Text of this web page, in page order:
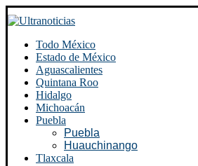
Todo México
Estado de México
Aguascalientes
Quintana Roo
Hidalgo
Michoacán
Puebla
Puebla
Huauchinango
Tlaxcala